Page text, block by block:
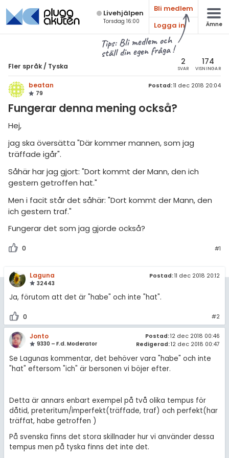
Live­hjälpen
Torsdag 16:00
Bli medlem
Logga in
Ämne
Tips: Bli medlem och
ställ din egen fråga !
Fler språk / Tyska 2
SVAR
174
VISNINGAR
beatan
79
Postad:11 dec 2018 20:04
Fungerar denna mening också?
Hej,
jag ska översätta "Där kommer mannen, som jag
träffade igår".
Såhär har jag gjort: "Dort kommt der Mann, den ich
gestern getroffen hat."
Men i facit står det såhär: "Dort kommt der Mann, den
ich gestern traf."
Fungerar det som jag gjorde också?
0 #1
Laguna
32443
Postad:11 dec 2018 20:12
Ja, förutom att det är "habe" och inte "hat".
0 #2
Jonto
9330 – F.d. Moderator
Postad:12 dec 2018 00:46
Redigerad:12 dec 2018 00:47
Se Lagunas kommentar, det behöver vara "habe" och inte
"hat" eftersom "ich" är bersonen vi böjer efter.
Detta är annars enbart exempel på två olika tempus för
dåtid, preteritum/imperfekt(träffade, traf) och perfekt(har
träffat, habe getroffen )
På svenska finns det stora skillnader hur vi använder dessa
tempus men på tyska finns det inte det.
& Bygg
språk
Alla ämnen
Alla trådar
Fler språk
Allmänna diskussioner
Livehjälpen
2 inloggade
Allmänna villkor
Cookie-inställningar
språk
ämnen
diskussioner